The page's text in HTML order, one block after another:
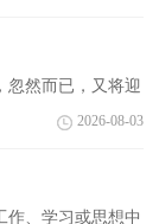
忽然而已，又将迎
划了。我们该怎么
2026-08-03
作、学习或思想中